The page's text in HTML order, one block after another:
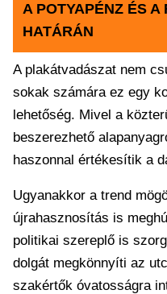
A POTYAPÉNZ ÉS A
HATÁRÁN
A plakátvadászat nem
sokak számára ez egy
lehetőség. Mivel a
beszerezhető
haszonnal értékesítik a
Ugyanakkor a trend
újrahasznosítás is
politikai szereplő is
dolgát megkönnyíti az
szakértők óvatosságra